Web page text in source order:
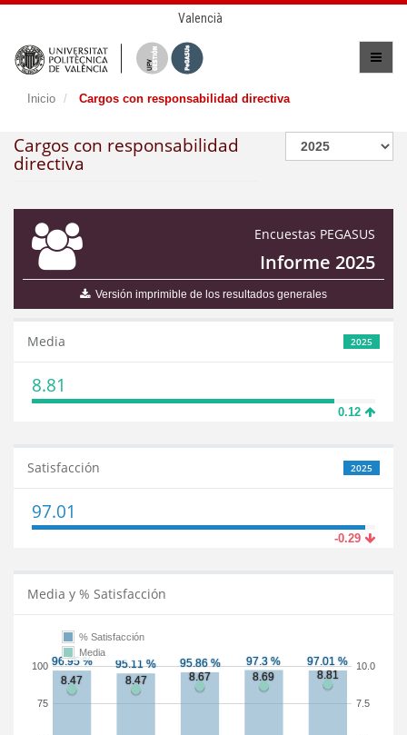
Valencià
Inicio Cargos con responsabilidad directiva
Cargos con responsabilidad
directiva
Encuestas PEGASUS
Informe 2025
Versión imprimible de los resultados generales
2025
Media
8.81
0.12
2025
Satisfacción
97.01
-0.29
Media y % Satisfacción
75
100
7.5
10.0
% Satisfacción
Media